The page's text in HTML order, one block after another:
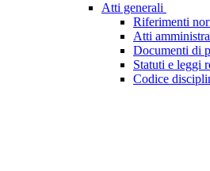
Atti generali
Riferimenti
Atti
Documenti di
Statuti e leggi
Codice